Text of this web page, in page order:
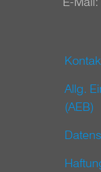
Allg.
(AEB)